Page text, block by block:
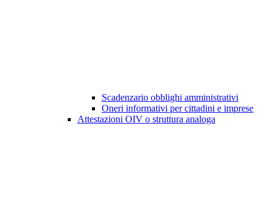
Scadenzario obblighi amministrativi
Oneri informativi per cittadini e imprese
Attestazioni OIV o struttura analoga